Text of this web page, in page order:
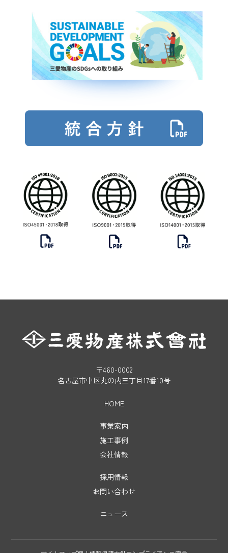
〒460-0002
名古屋市中区丸の内三丁目17番10号
HOME
事業案内
施工事例
会社情報
採用情報
お問い合わせ
ニュース